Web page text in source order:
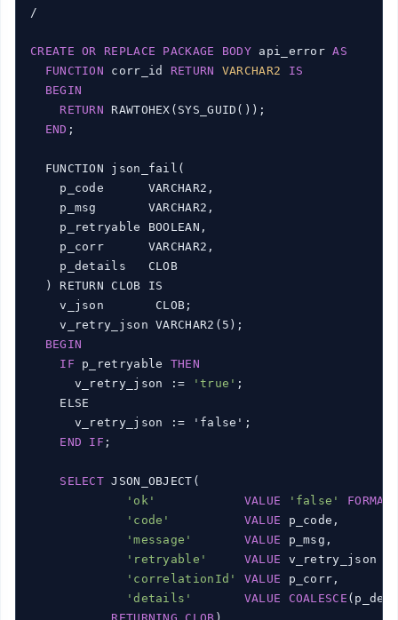
/
CREATE OR REPLACE PACKAGE BODY api_error AS
FUNCTION corr_id RETURN VARCHAR2
IS
BEGIN
RETURN RAWTOHEX(SYS_GUID());
END ;
  FUNCTION json_fail(
    p_code      VARCHAR2,
    p_msg       VARCHAR2,
    p_retryable BOOLEAN,
    p_corr      VARCHAR2,
    p_details   CLOB
  ) RETURN CLOB IS
    v_json       CLOB;
    v_retry_json VARCHAR2(5);
BEGIN
IF p_retryable THEN
      v_retry_json :=
'true' ;
    ELSE
      v_retry_json := 'false';
END
IF ;
SELECT JSON_OBJECT(
'ok'
VALUE 'false'
FORMAT
'code'
VALUE p_code,
'message'
VALUE p_msg,
'retryable'
VALUE v_retry_json
'correlationId'
VALUE p_corr,
'details'
VALUE COALESCE